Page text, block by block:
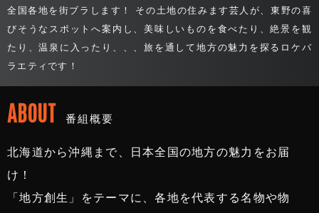
全国各地を街ブラします！ その土地の住みます芸人が、東野の喜
びそうなスポットへ案内し、美味しいものを食べたり、絶景を観
たり、温泉に入ったり、、、旅を通して地方の魅力を探るロケバ
ラエティです！
ABOUT 番組概要
北海道から沖縄まで、日本全国の地方の魅力をお届
け！
「地方創生」をテーマに、各地を代表する名物や物